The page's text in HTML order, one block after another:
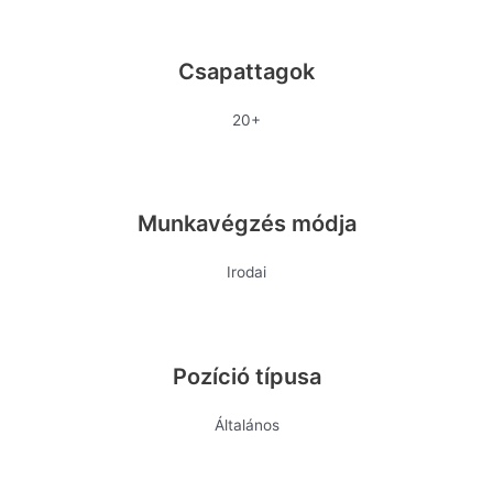
Csapattagok
20+
Munkavégzés módja
Irodai
Pozíció típusa
Általános